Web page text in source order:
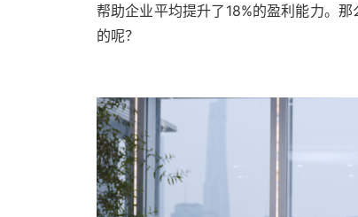
帮助企业平均提升了18%的盈利能力。
的呢？